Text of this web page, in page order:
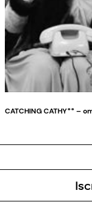
CATCHING CATHY** –